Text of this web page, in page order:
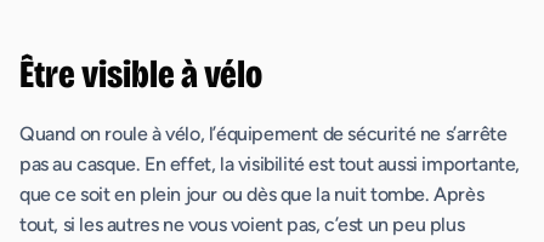
Être visible à vélo
Quand on roule à vélo, l’équipement de sécurité ne s’arrête
pas au casque. En effet, la visibilité est tout aussi importante,
que ce soit en plein jour ou dès que la nuit tombe. Après
tout, si les autres ne vous voient pas, c’est un peu plus